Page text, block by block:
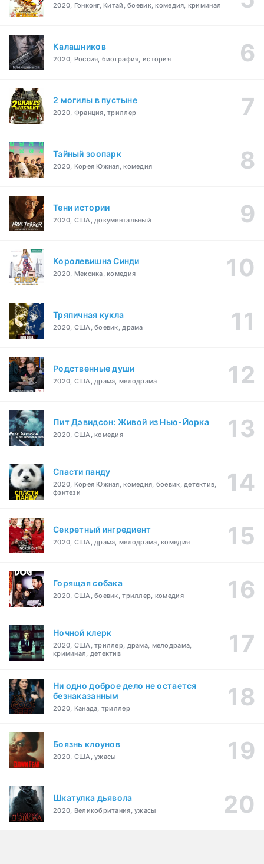
2020, Гонконг, Китай, боевик, комедия, криминал
Калашников
2020, Россия, биография, история
2 могилы в пустыне
2020, Франция, триллер
Тайный зоопарк
2020, Корея Южная, комедия
Тени истории
2020, США, документальный
Королевишна Синди
2020, Мексика, комедия
Тряпичная кукла
2020, США, боевик, драма
Родственные души
2020, США, драма, мелодрама
Пит Дэвидсон: Живой из Нью-Йорка
2020, США, комедия
Спасти панду
2020, Корея Южная, комедия, боевик, детектив,
фэнтези
Секретный ингредиент
2020, США, драма, мелодрама, комедия
Горящая собака
2020, США, боевик, триллер, комедия
Ночной клерк
2020, США, триллер, драма, мелодрама,
криминал, детектив
Ни одно доброе дело не остается
безнаказанным
2020, Канада, триллер
Боязнь клоунов
2020, США, ужасы
Шкатулка дьявола
2020, Великобритания, ужасы